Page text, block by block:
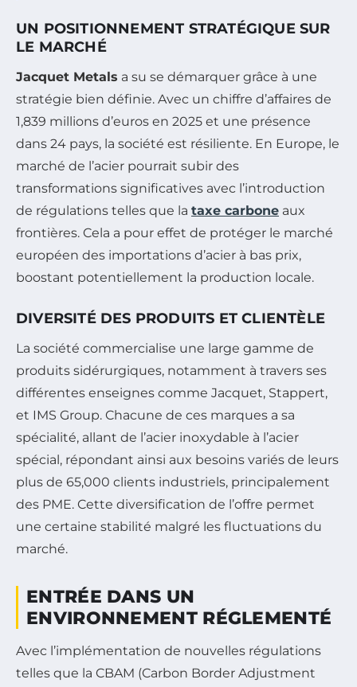
UN POSITIONNEMENT STRATÉGIQUE SUR
LE MARCHÉ
Jacquet Metals a su se démarquer grâce à une
stratégie bien définie. Avec un chiffre d’affaires de
1,839 millions d’euros en 2025 et une présence
dans 24 pays, la société est résiliente. En Europe, le
marché de l’acier pourrait subir des
transformations significatives avec l’introduction
de régulations telles que la taxe carbone aux
frontières. Cela a pour effet de protéger le marché
européen des importations d’acier à bas prix,
boostant potentiellement la production locale.
DIVERSITÉ DES PRODUITS ET CLIENTÈLE
La société commercialise une large gamme de
produits sidérurgiques, notamment à travers ses
différentes enseignes comme Jacquet, Stappert,
et IMS Group. Chacune de ces marques a sa
spécialité, allant de l’acier inoxydable à l’acier
spécial, répondant ainsi aux besoins variés de leurs
plus de 65,000 clients industriels, principalement
des PME. Cette diversification de l’offre permet
une certaine stabilité malgré les fluctuations du
marché.
ENTRÉE DANS UN
ENVIRONNEMENT RÉGLEMENTÉ
Avec l’implémentation de nouvelles régulations
telles que la CBAM (Carbon Border Adjustment